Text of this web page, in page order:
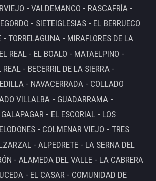
- VALDEMANCO - RASCAFRÍA -
- SIETEIGLESIAS - EL BERRUECO
TORRELAGUNA - MIRAFLORES DE LA
REAL - EL BOALO - MATAELPINO -
- BECERRIL DE LA SIERRA -
- NAVACERRADA - COLLADO
VILLALBA - GUADARRAMA -
- EL ESCORIAL - LOS
- COLMENAR VIEJO - TRES
- ALPEDRETE - LA SERNA DEL
- ALAMEDA DEL VALLE - LA CABRERA
- EL CASAR - COMUNIDAD DE